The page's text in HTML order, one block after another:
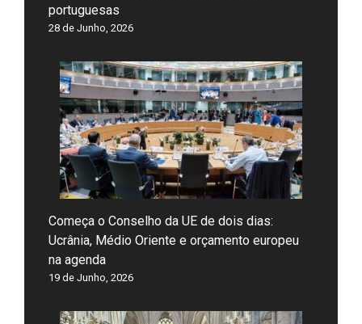
portuguesas
28 de Junho, 2026
Começa o Conselho da UE de dois dias:
Ucrânia, Médio Oriente e orçamento europeu
na agenda
19 de Junho, 2026